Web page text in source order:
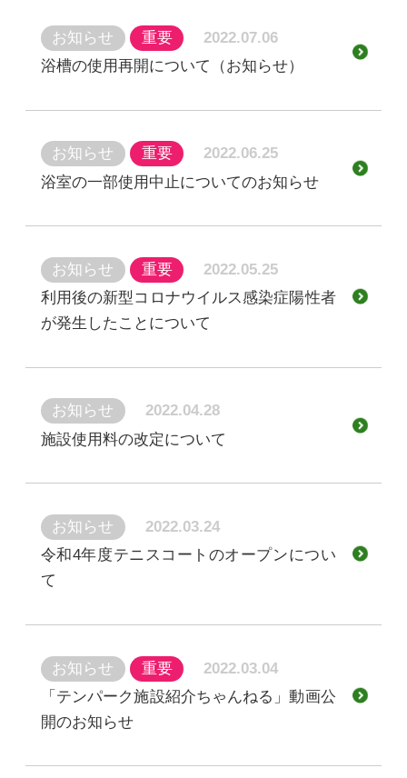
お知らせ 重要
2022.07.06
浴槽の使用再開について（お知らせ）
お知らせ 重要
2022.06.25
浴室の一部使用中止についてのお知らせ
お知らせ 重要
2022.05.25
利用後の新型コロナウイルス感染症陽性者
が発生したことについて
お知らせ
2022.04.28
施設使用料の改定について
お知らせ
2022.03.24
令和4年度テニスコートのオープンについ
て
お知らせ 重要
2022.03.04
「テンパーク施設紹介ちゃんねる」動画公
開のお知らせ